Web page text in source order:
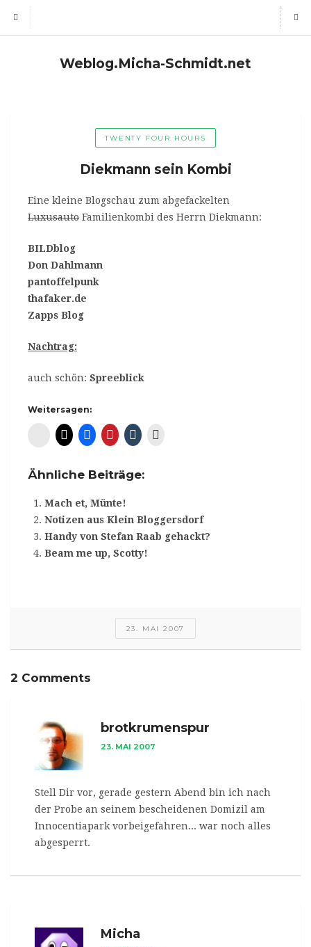
Weblog.Micha-Schmidt.net
TWENTY FOUR HOURS
Diekmann sein Kombi
Eine kleine Blogschau zum abgefackelten
Luxusauto Familienkombi des Herrn Diekmann:
BILDblog
Don Dahlmann
pantoffelpunk
thafaker.de
Zapps Blog
Nachtrag:
auch schön: Spreeblick
Weitersagen:
Diaspora*
Ähnliche Beiträge:
Mach et, Münte!
Notizen aus Klein Bloggersdorf
Handy von Stefan Raab gehackt?
Beam me up, Scotty!
23. MAI 2007
2 Comments
brotkrumenspur
23. MAI 2007
Stell Dir vor, gerade gestern Abend bin ich nach
der Probe an seinem bescheidenen Domizil am
Innocentiapark vorbeigefahren... war noch alles
abgesperrt.
Micha